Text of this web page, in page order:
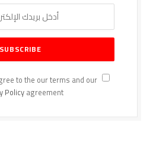
By signing up, you agree to the our terms and our
Policyagreement.